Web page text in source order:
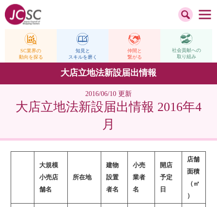
SC業界の
動向を探る
知見と
スキルを磨く
仲間と
繋がる
社会貢献への
取り組み
大店立地法新設届出情報
2016/06/10 更新
大店立地法新設届出情報 2016年4
月
大規模
小売店
舗名
所在地
建物
設置
者名
小売
業者
名
開店
予定
日
店舗
面積
（㎡
）